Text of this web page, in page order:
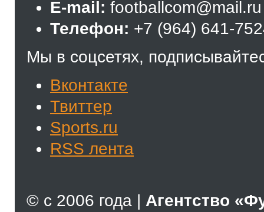
E-mail: footballcom@mail.ru
Телефон: +7 (964) 641-
Мы в соцсетях,
Вконтакте
Твиттер
Sports.ru
RSS лента
© с 2006 года | Агентство